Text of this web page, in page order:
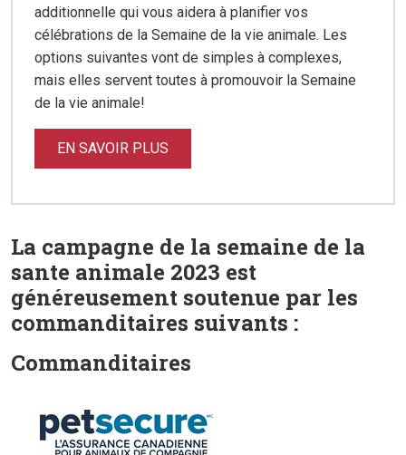
additionnelle qui vous aidera à planifier vos
célébrations de la Semaine de la vie animale. Les
options suivantes vont de simples à complexes,
mais elles servent toutes à promouvoir la Semaine
de la vie animale!
EN SAVOIR PLUS
La campagne de la semaine de la
sante animale 2023 est
généreusement soutenue par les
commanditaires suivants :
Commanditaires